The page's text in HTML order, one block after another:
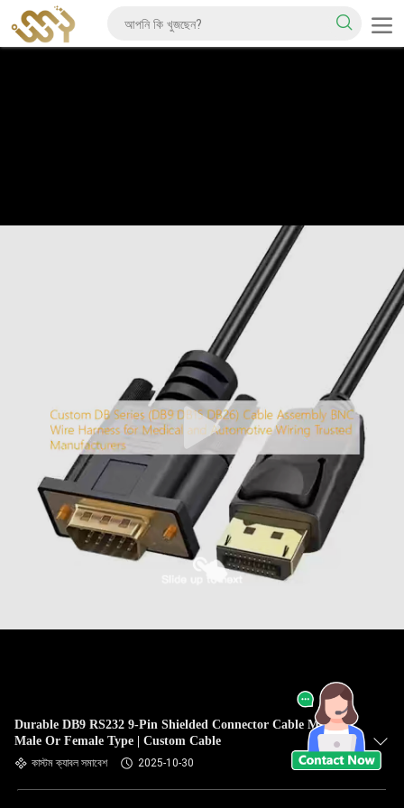
Durable DB9 RS232 9-Pin Shielded Connector Cable Male To
Male Or Female Type | Custom Cable
কাস্টম ক্যাবল সমাবেশ 2025-10-30